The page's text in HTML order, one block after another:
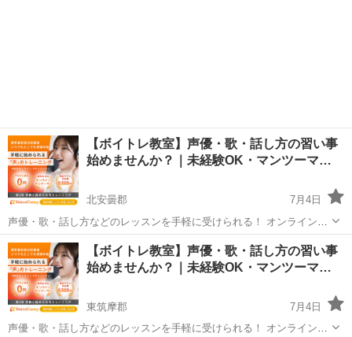
【ボイトレ教室】声優・歌・話し方の習い事
始めませんか？｜未経験OK・マンツーマ…
北安曇郡
7月4日
声優・歌・話し方などのレッスンを手軽に受けられる！ オンラインボ
イトレ教室「Voice Camp（ボイスキャンプ）」 「声優のレッスンを一
度受けてみたい」 「話し方に自信がなくて改善したい」 「歌が上手く
なって気...
長野 北安曇郡 その他
【ボイトレ教室】声優・歌・話し方の習い事
始めませんか？｜未経験OK・マンツーマ…
東筑摩郡
7月4日
声優・歌・話し方などのレッスンを手軽に受けられる！ オンラインボ